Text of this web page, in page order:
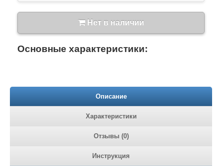
Нет в наличии
Основные характеристики:
Описание
Характеристики
Отзывы (0)
Инструкция